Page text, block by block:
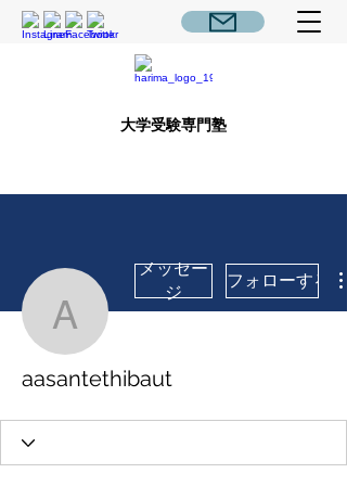
大学受験専門塾
aasantethibaut
メッセー
ジ
フォローする
aasantethibaut